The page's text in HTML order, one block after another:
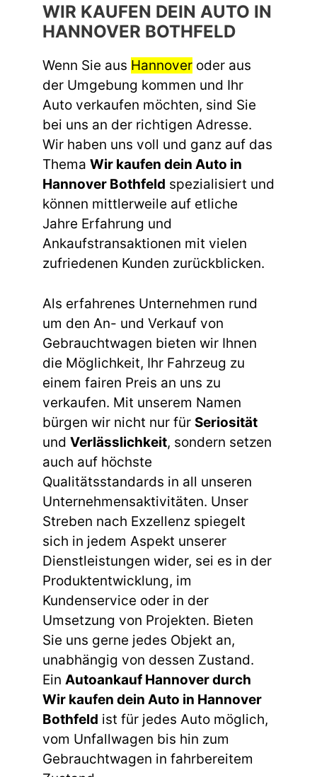
WIR KAUFEN DEIN AUTO IN
HANNOVER BOTHFELD
Wenn Sie aus Hannover oder aus
der Umgebung kommen und Ihr
Auto verkaufen möchten, sind Sie
bei uns an der richtigen Adresse.
Wir haben uns voll und ganz auf das
Thema Wir kaufen dein Auto in
Hannover Bothfeld spezialisiert und
können mittlerweile auf etliche
Jahre Erfahrung und
Ankaufstransaktionen mit vielen
zufriedenen Kunden zurückblicken.
Als erfahrenes Unternehmen rund
um den An- und Verkauf von
Gebrauchtwagen bieten wir Ihnen
die Möglichkeit, Ihr Fahrzeug zu
einem fairen Preis an uns zu
verkaufen. Mit unserem Namen
bürgen wir nicht nur für Seriosität
und Verlässlichkeit, sondern setzen
auch auf höchste
Qualitätsstandards in all unseren
Unternehmensaktivitäten. Unser
Streben nach Exzellenz spiegelt
sich in jedem Aspekt unserer
Dienstleistungen wider, sei es in der
Produktentwicklung, im
Kundenservice oder in der
Umsetzung von Projekten. Bieten
Sie uns gerne jedes Objekt an,
unabhängig von dessen Zustand.
Ein Autoankauf Hannover durch
Wir kaufen dein Auto in Hannover
Bothfeld ist für jedes Auto möglich,
vom Unfallwagen bis hin zum
Gebrauchtwagen in fahrbereitem